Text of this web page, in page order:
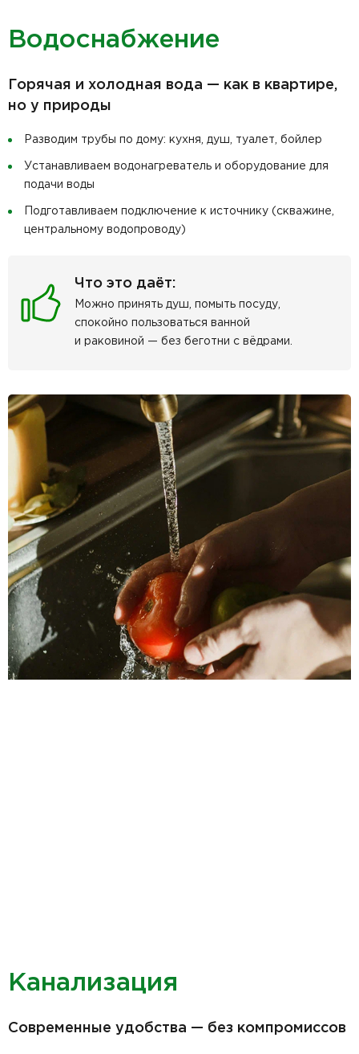
Водоснабжение
Горячая и холодная вода — как в квартире,
но у природы
Разводим трубы по дому: кухня, душ, туалет, бойлер
Устанавливаем водонагреватель и оборудование для
подачи воды
Подготавливаем подключение к источнику (скважине,
центральному водопроводу)
Что это даёт:
Можно принять душ, помыть посуду,
спокойно пользоваться ванной
и раковиной — без беготни с вёдрами.
Канализация
Современные удобства — без компромиссов